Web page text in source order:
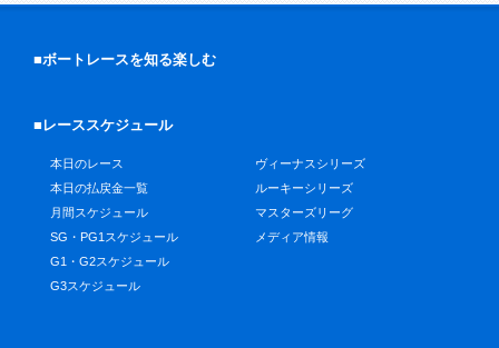
■ボートレースを知る楽しむ
■レーススケジュール
本日のレース
本日の払戻金一覧
月間スケジュール
SG・PG1スケジュール
G1・G2スケジュール
G3スケジュール
ヴィーナスシリーズ
ルーキーシリーズ
マスターズリーグ
メディア情報